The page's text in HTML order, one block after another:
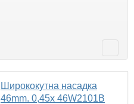
Ширококутна насадка
46mm. 0,45х 46W2101B